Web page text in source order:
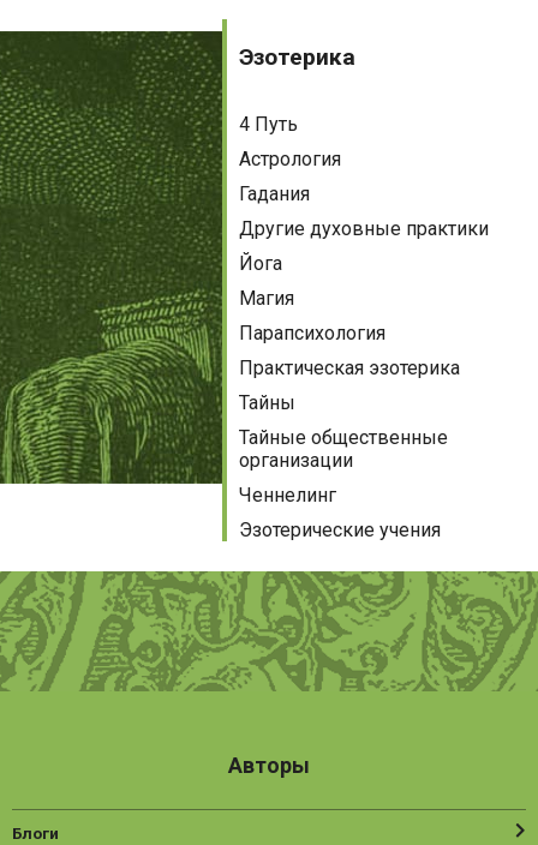
Эзотерика
Эзотерика
4 Путь
Астрология
Гадания
Другие духовные практики
Йога
Магия
Парапсихология
Практическая эзотерика
Тайны
Тайные общественные
организации
Ченнелинг
Эзотерические учения
Авторы
Блоги